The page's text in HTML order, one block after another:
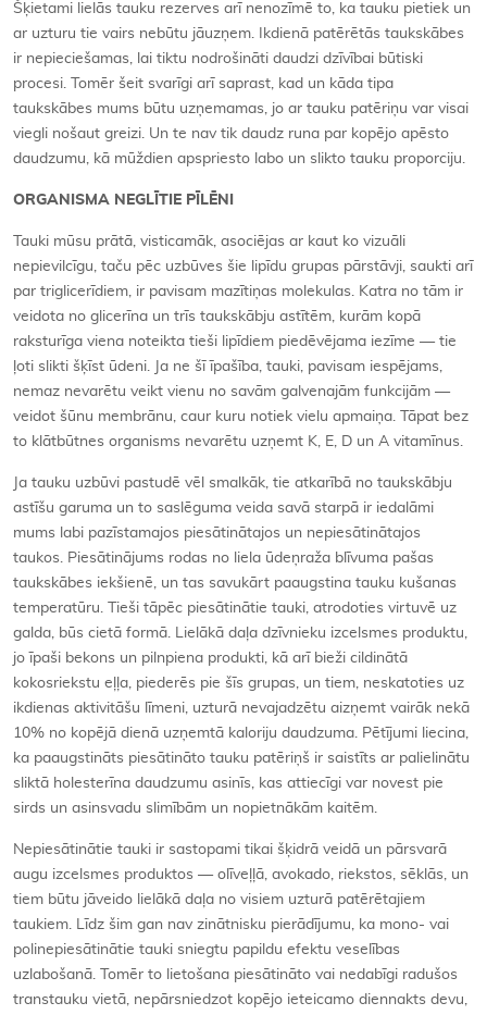
Šķietami lielās tauku rezerves arī nenozīmē to, ka tauku pietiek un
ar uzturu tie vairs nebūtu jāuzņem. Ikdienā patērētās taukskābes
ir nepieciešamas, lai tiktu nodrošināti daudzi dzīvībai būtiski
procesi. Tomēr šeit svarīgi arī saprast, kad un kāda tipa
taukskābes mums būtu uzņemamas, jo ar tauku patēriņu var visai
viegli nošaut greizi. Un te nav tik daudz runa par kopējo apēsto
daudzumu, kā mūždien apspriesto labo un slikto tauku proporciju.
ORGANISMA NEGLĪTIE PĪLĒNI
Tauki mūsu prātā, visticamāk, asociējas ar kaut ko vizuāli
nepievilcīgu, taču pēc uzbūves šie lipīdu grupas pārstāvji, saukti arī
par triglicerīdiem, ir pavisam mazītiņas molekulas. Katra no tām ir
veidota no glicerīna un trīs taukskābju astītēm, kurām kopā
raksturīga viena noteikta tieši lipīdiem piedēvējama iezīme — tie
ļoti slikti šķīst ūdeni. Ja ne šī īpašība, tauki, pavisam iespējams,
nemaz nevarētu veikt vienu no savām galvenajām funkcijām —
veidot šūnu membrānu, caur kuru notiek vielu apmaiņa. Tāpat bez
to klātbūtnes organisms nevarētu uzņemt K, E, D un A vitamīnus.
Ja tauku uzbūvi pastudē vēl smalkāk, tie atkarībā no taukskābju
astīšu garuma un to saslēguma veida savā starpā ir iedalāmi
mums labi pazīstamajos piesātinātajos un nepiesātinātajos
taukos. Piesātinājums rodas no liela ūdeņraža blīvuma pašas
taukskābes iekšienē, un tas savukārt paaugstina tauku kušanas
temperatūru. Tieši tāpēc piesātinātie tauki, atrodoties virtuvē uz
galda, būs cietā formā. Lielākā daļa dzīvnieku izcelsmes produktu,
jo īpaši bekons un pilnpiena produkti, kā arī bieži cildinātā
kokosriekstu eļļa, piederēs pie šīs grupas, un tiem, neskatoties uz
ikdienas aktivitāšu līmeni, uzturā nevajadzētu aizņemt vairāk nekā
10% no kopējā dienā uzņemtā kaloriju daudzuma. Pētījumi liecina,
ka paaugstināts piesātināto tauku patēriņš ir saistīts ar palielinātu
sliktā holesterīna daudzumu asinīs, kas attiecīgi var novest pie
sirds un asinsvadu slimībām un nopietnākām kaitēm.
Nepiesātinātie tauki ir sastopami tikai šķidrā veidā un pārsvarā
augu izcelsmes produktos — olīveļļā, avokado, riekstos, sēklās, un
tiem būtu jāveido lielākā daļa no visiem uzturā patērētajiem
taukiem. Līdz šim gan nav zinātnisku pierādījumu, ka mono- vai
polinepiesātinātie tauki sniegtu papildu efektu veselības
uzlabošanā. Tomēr to lietošana piesātināto vai nedabīgi radušos
transtauku vietā, nepārsniedzot kopējo ieteicamo diennakts devu,